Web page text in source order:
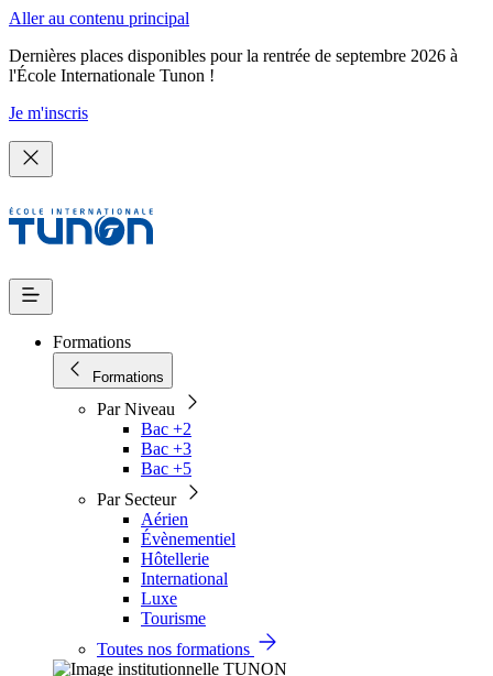
Aller au contenu principal
Dernières places disponibles pour la rentrée de septembre 2026 à
l'École Internationale Tunon !
Je m'inscris
Formations
Formations
Par Niveau
Bac +2
Bac +3
Bac +5
Par Secteur
Aérien
Évènementiel
Hôtellerie
International
Luxe
Tourisme
Toutes nos formations